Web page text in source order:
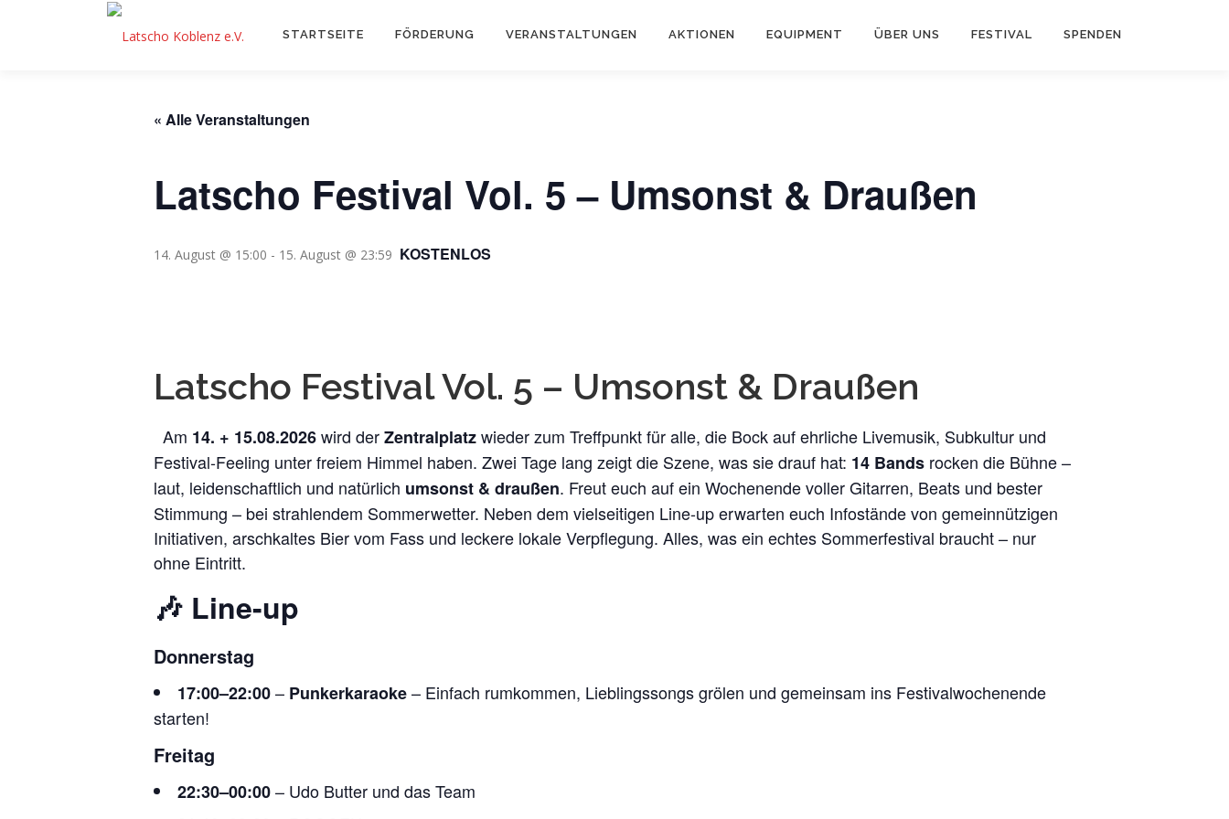
STARTSEITE FÖRDERUNG VERANSTALTUNGEN AKTIONEN EQUIPMENT ÜBER UNS FESTIVAL SPENDEN
« Alle Veranstaltungen
Latscho Festival Vol. 5 – Umsonst & Draußen
14. August @ 15:00 - 15. August @ 23:59 KOSTENLOS
Latscho Festival Vol. 5 – Umsonst & Draußen
Am 14. + 15.08.2026wird derZentralplatzwieder zum Treffpunkt für alle, die Bock auf ehrliche Livemusik, Subkultur und
Festival-Feeling unter freiem Himmel haben. Zwei Tage lang zeigt die Szene, was sie drauf hat: 14 Bands rocken die Bühne –
laut, leidenschaftlich und natürlich umsonst & draußen. Freut euch auf ein Wochenende voller Gitarren, Beats und bester
Stimmung – bei strahlendem Sommerwetter. Neben dem vielseitigen Line-up erwarten euch Infostände von gemeinnützigen
Initiativen, arschkaltes Bier vom Fass und leckere lokale Verpflegung. Alles, was ein echtes Sommerfestival braucht – nur
ohne Eintritt.
🎶 Line-up
Donnerstag
17:00–22:00– Punkerkaraoke– Einfach rumkommen, Lieblingssongs grölen und gemeinsam ins Festivalwochenende
starten!
Freitag
22:30–00:00– Udo Butter und das Team